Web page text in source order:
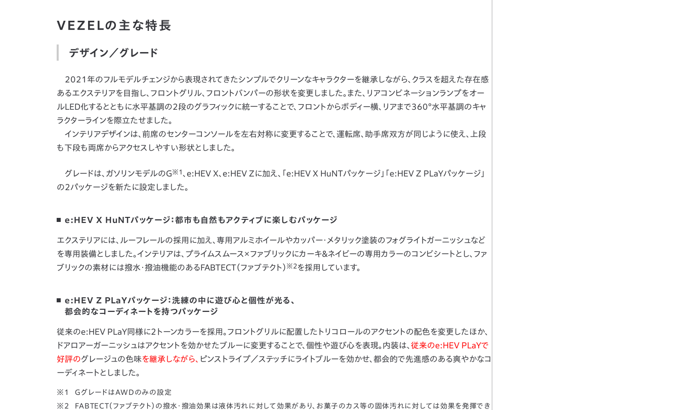
VEZELの主な特長
デザイン／グレード
2021年のフルモデルチェンジから表現されてきたシンプルでクリーンなキャラクターを継承しながら、クラスを超えた存在感
あるエクステリアを目指し、フロントグリル、フロントバンパーの形状を変更しました。また、リアコンビネーションランプをオー
ルLED化するとともに水平基調の2段のグラフィックに統一することで、フロントからボディー横、リアまで360°水平基調のキャ
ラクターラインを際立たせました。
インテリアデザインは、前席のセンターコンソールを左右対称に変更することで、運転席、助手席双方が同じように使え、上段
も下段も両席からアクセスしやすい形状としました。
グレードは、ガソリンモデルのG※1 、e:HEV X、e:HEV Zに加え、「 e:HEV X HuNTパッケージ」「e:HEV Z PLaYパッケージ」
の2パッケージを新たに設定しました。
e:HEV X HuNTパッケージ：都市も自然もアクティブに楽しむパッケージ
エクステリアには、ルーフレールの採用に加え、専用アルミホイールやカッパー・メタリック塗装のフォグライトガーニッシュなど
を専用装備としました。インテリアは、プライムスムース×ファブリックにカーキ＆ネイビーの専用カラーのコンビシートとし、ファ
ブリックの素材には撥水・撥油機能のあるFABTECT（ファブテクト） ※2を採用しています。
e:HEV Z PLaYパッケージ：洗練の中に遊び心と個性が光る、
都会的なコーディネートを持つパッケージ
従来のe:HEV PLaY同様に2トーンカラーを採用。フロントグリルに配置したトリコロールのアクセントの配色を変更したほか、
ドアロアーガーニッシュはアクセントを効かせたブルーに変更することで、個性や遊び心を表現。内装は、 従来のe:HEV PLaYで
好評のグレージュの色味を継承しながら、 ピンストライプ／ステッチにライトブルーを効かせ、都会的で先進感のある爽やかなコ
ーディネートとしました。
GグレードはAWDのみの設定
FABTECT（ファブテクト）の撥水・撥油効果は液体汚れに対して効果があり、お菓子のカス等の固体汚れに対しては効果を発揮でき